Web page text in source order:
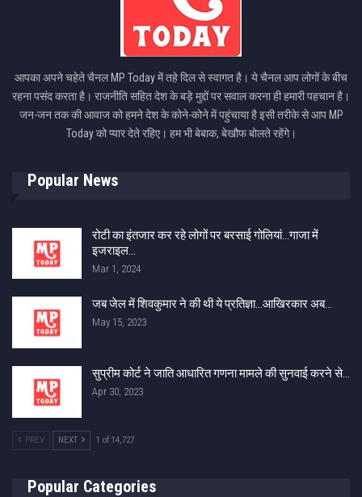
आपका अपने चहेते चैनल MP Today में तहे दिल से स्वागत है। ये चैनल आप लोगों के बीच
रहना पसंद करता है। राजनीति सहित देश के बड़े मुद्दों पर सवाल करना ही हमारी पहचान है।
जन-जन तक की आवाज को हमने देश के कोने-कोने में पहुंचाया है इसी तरीके से आप MP
Today को प्यार देते रहिए। हम भी बेबाक, बेखौफ बोलते रहेंगे।
Popular News
रोटी का इंतजार कर रहे लोगों पर बरसाई गोलियां…गाजा में
इजराइल…
Mar 1, 2024
जब जेल में शिवकुमार ने की थी ये प्रतिज्ञा…आखिरकार अब…
May 15, 2023
सुप्रीम कोर्ट ने जाति आधारित गणना मामले की सुनवाई करने से…
Apr 30, 2023
PREV NEXT 1 of 14,727
Popular Categories